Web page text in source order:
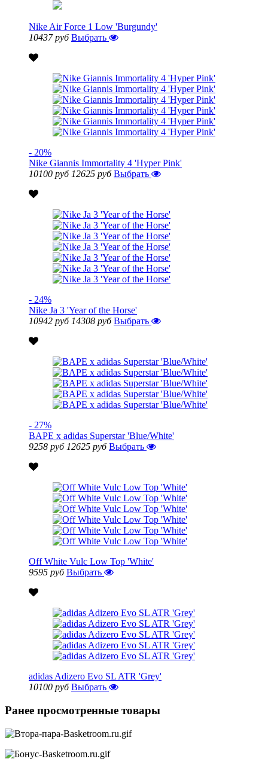
Nike Air Force 1 Low 'Burgundy'
10437 руб Выбрать
- 20%
Nike Giannis Immortality 4 'Hyper Pink'
10100 руб 12625 руб Выбрать
- 24%
Nike Ja 3 'Year of the Horse'
10942 руб 14308 руб Выбрать
- 27%
BAPE x adidas Superstar 'Blue/White'
9258 руб 12625 руб Выбрать
Off White Vulc Low Top 'White'
9595 руб Выбрать
adidas Adizero Evo SL ATR 'Grey'
10100 руб Выбрать
Ранее просмотренные товары